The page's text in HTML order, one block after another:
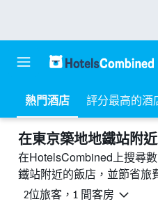
熱門酒店 評分最高的酒
在東京築地地鐵站附
在HotelsCombined上搜尋
鐵站附近的飯店，並節省旅
2位旅客，1 間客房